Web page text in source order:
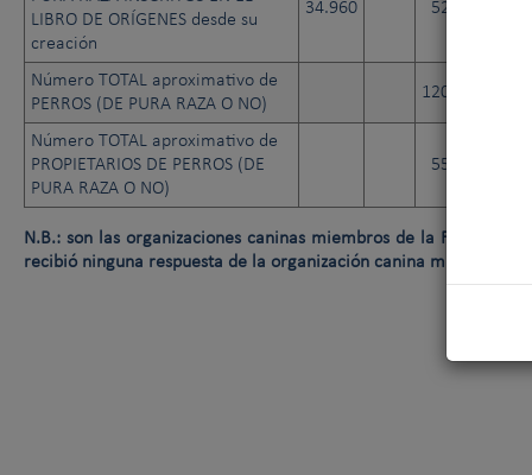
LIBRO DE ORÍGENES desde su
creación
34.960 52.322
Número TOTAL aproximativo de
PERROS (DE PURA RAZA O NO)
120.000
Número TOTAL aproximativo de
PROPIETARIOS DE PERROS (DE
PURA RAZA O NO)
55.000
N.B.: son las organizaciones caninas miembros de la FCI las
recibió ninguna respuesta de la organización canina miembro de